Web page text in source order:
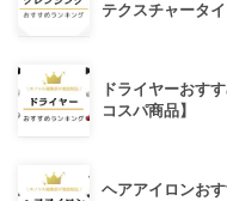
テクスチャータ
ドライヤーおす
コスパ商品】
ヘアアイロンお